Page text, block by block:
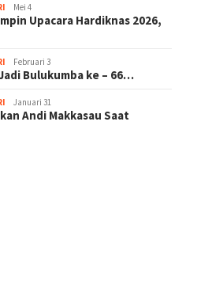
Mei 4
Upacara Hardiknas 2026,
Februari 3
Bulukumba ke – 66…
Januari 31
Andi Makkasau Saat